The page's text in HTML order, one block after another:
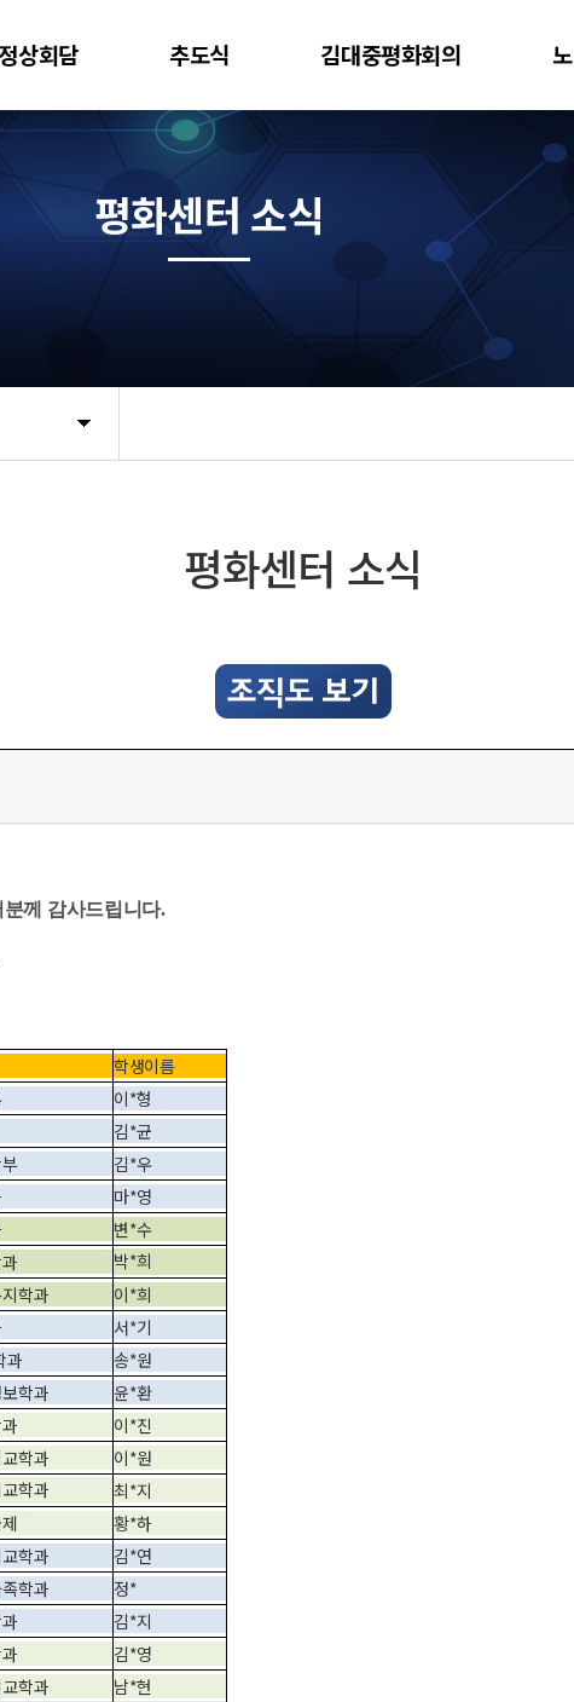
상회담 추도식 김대중평화회의
평화센터 소식
평화센터 소식
께 감사드립니다.
학생이름
이*형
김*균
김*우
마*영
변*수
박*희
학과 이*희
서*기
과
송*원
학과 윤*환
이*진
학과
이*원
학과
최*지
황*하
학과
김*연
학과
정*
김*지
김*영
학과
남*현